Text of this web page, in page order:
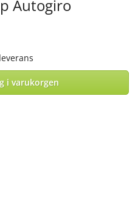
Autogiro
i varukorgen